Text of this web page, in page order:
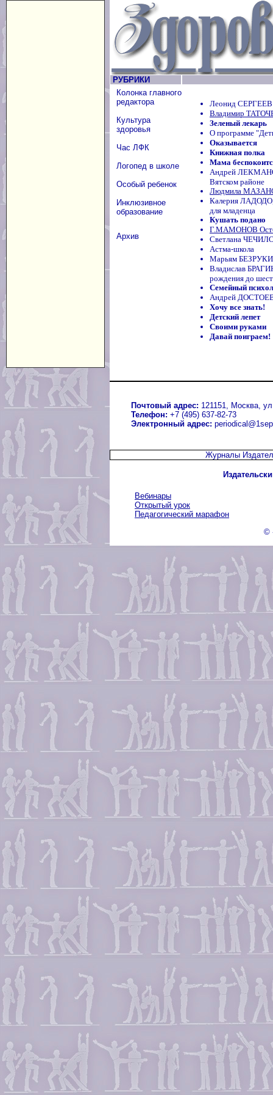
РУБРИКИ
Колонка главного
редактора
Культура
здоровья
Час ЛФК
Логопед в школе
Особый ребенок
Инклюзивное
образование
Архив
Леонид СЕРГЕЕВ
Владимир
Зеленый лекарь
О программе
Оказывается
Книжная полка
Мама
Андрей
Вятском районе
Людмила
Калерия
для младенца
Кушать подано
Г.МАМОНОВ
Светлана
Астма-школа
Марьям
Владислав
рождения до
Семейный
Андрей
Хочу все знать!
Детский лепет
Своими руками
Давай поиграем!
Почтовый адрес: 121151, Москва,
Телефон: +7 (495) 637-82-73
Электронный адрес:
Журналы
Вебинары
Открытый урок
Педагогический марафон
©